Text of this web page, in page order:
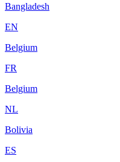
Bangladesh
EN
Belgium
FR
Belgium
NL
Bolivia
ES